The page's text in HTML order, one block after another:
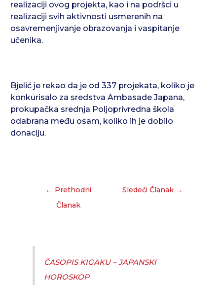
realizaciji ovog projekta, kao i na podršci u
realizaciji svih aktivnosti usmerenih na
osavremenjivanje obrazovanja i vaspitanje
učenika.
Bjelić je rekao da je od 337 projekata, koliko je
konkurisalo za sredstva Ambasade Japana,
prokupačka srednja Poljoprivredna škola
odabrana među osam, koliko ih je dobilo
donaciju.
← Prethodni
Članak
Sledeći Članak →
ČASOPIS KIGAKU – JAPANSKI
HOROSKOP